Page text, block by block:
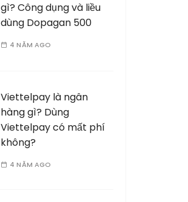
gì? Công dụng và liều
dùng Dopagan 500
4 NĂM AGO
Viettelpay là ngân
hàng gì? Dùng
Viettelpay có mất phí
không?
4 NĂM AGO